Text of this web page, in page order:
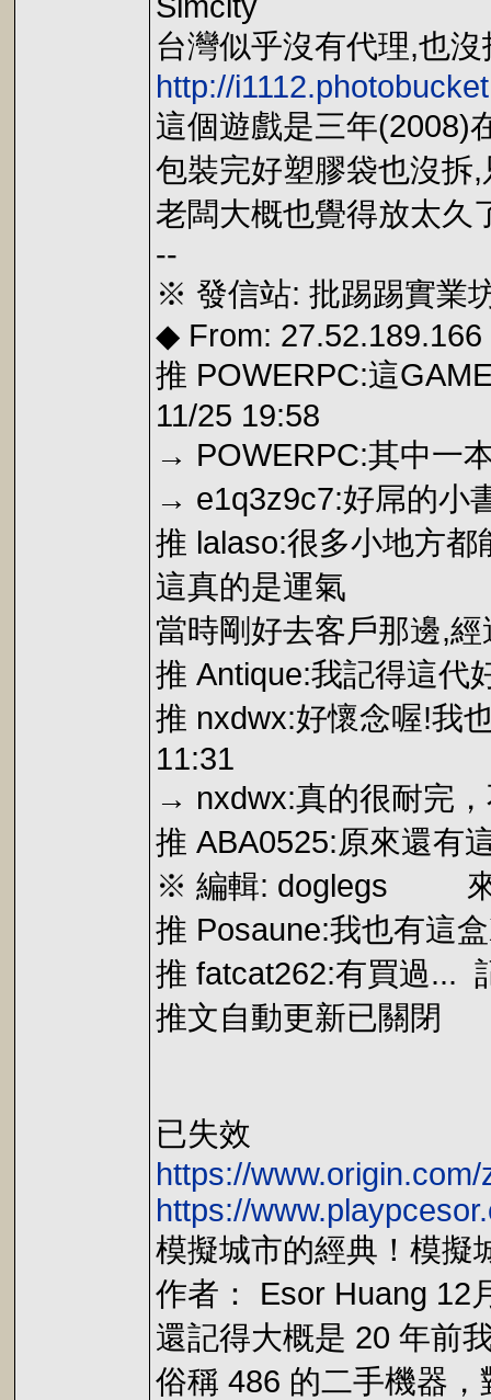
台灣似乎沒有代理,也
http://
這個遊戲是三年(2008)
包裝完好塑膠袋也沒拆
老闆大概也覺得放太久
--
※ 發信站: 批踢踢實業
◆ From: 27.52.189.166
推 POWERPC:這
11/25 19:58
→ POWERPC:其中一
→ e1q3z9c7:好屌的小
推 lalaso:很多小地方
這真的是運氣
當時剛好去客戶那邊,
推 Antique:我記得這代
推 nxdwx:好懷念喔!我
11:31
→ nxdwx:真的很耐完
推 ABA0525:原來還有
※ 編輯: doglegs 來
推 Posaune:我也有這
推 fatcat262:有買過...
推文自動更新已關閉
已失效
https://
https://
模擬城市的經典！模擬
作者： Esor Huang 12
還記得大概是 20 年前
俗稱 486 的二手機器